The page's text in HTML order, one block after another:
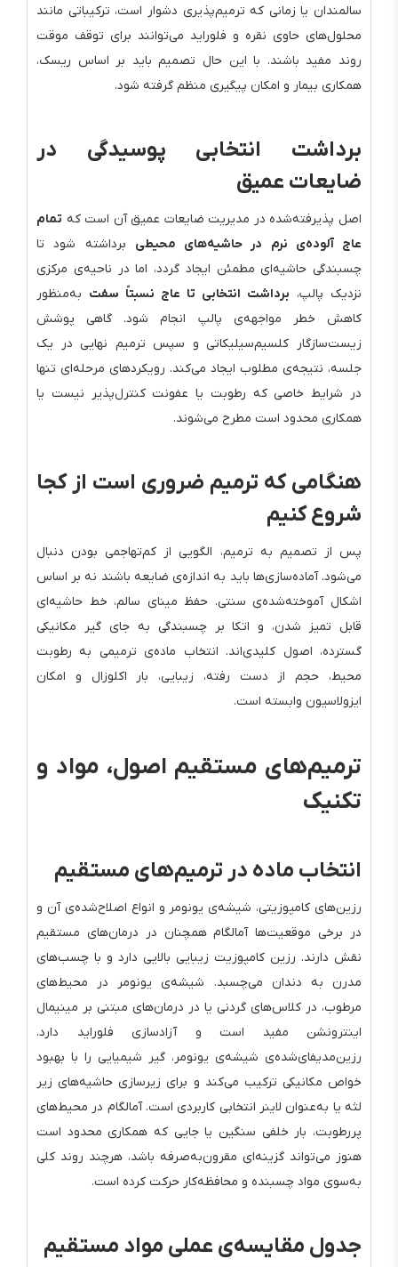
سالمندان یا زمانی که ترمیم‌پذیری دشوار است، ترکیباتی مانند
محلول‌های حاوی نقره و فلوراید می‌توانند برای توقف موقت
روند مفید باشند. با این حال تصمیم باید بر اساس ریسک،
همکاری بیمار و امکان پیگیری منظم گرفته شود.
برداشت انتخابی پوسیدگی در
ضایعات عمیق
اصل پذیرفته‌شده در مدیریت ضایعات عمیق آن است که تمام
عاج آلوده‌ی نرم در حاشیه‌های محیطی برداشته شود تا
چسبندگی حاشیه‌ای مطمئن ایجاد گردد، اما در ناحیه‌ی مرکزی
نزدیک پالپ، برداشت انتخابی تا عاج نسبتاً سفت به‌منظور
کاهش خطر مواجهه‌ی پالپ انجام شود. گاهی پوشش
زیست‌سازگار کلسیم‌سیلیکاتی و سپس ترمیم نهایی در یک
جلسه، نتیجه‌ی مطلوب ایجاد می‌کند. رویکردهای مرحله‌ای تنها
در شرایط خاصی که رطوبت یا عفونت کنترل‌پذیر نیست یا
همکاری محدود است مطرح می‌شوند.
هنگامی که ترمیم ضروری است از کجا
شروع کنیم
پس از تصمیم به ترمیم، الگویی از کم‌تهاجمی بودن دنبال
می‌شود. آماده‌سازی‌ها باید به اندازه‌ی ضایعه باشند نه بر اساس
اشکال آموخته‌شده‌ی سنتی. حفظ مینای سالم، خط حاشیه‌ای
قابل تمیز شدن، و اتکا بر چسبندگی به جای گیر مکانیکی
گسترده، اصول کلیدی‌اند. انتخاب ماده‌ی ترمیمی به رطوبت
محیط، حجم از دست رفته، زیبایی، بار اکلوزال و امکان
ایزولاسیون وابسته است.
ترمیم‌های مستقیم اصول، مواد و
تکنیک
انتخاب ماده در ترمیم‌های مستقیم
رزین‌های کامپوزیتی، شیشه‌ی یونومر و انواع اصلاح‌شده‌ی آن و
در برخی موقعیت‌ها آمالگام همچنان در درمان‌های مستقیم
نقش دارند. رزین کامپوزیت زیبایی بالایی دارد و با چسب‌های
مدرن به دندان می‌چسبد. شیشه‌ی یونومر در محیط‌های
مرطوب، در کلاس‌های گردنی یا در درمان‌های مبتنی بر مینیمال
اینترونشن مفید است و آزادسازی فلوراید دارد.
رزین‌مدیفای‌شده‌ی شیشه‌ی یونومر، گیر شیمیایی را با بهبود
خواص مکانیکی ترکیب می‌کند و برای زیرسازی حاشیه‌های زیر
لثه یا به‌عنوان لاینر انتخابی کاربردی است. آمالگام در محیط‌های
پررطوبت، بار خلفی سنگین یا جایی که همکاری محدود است
هنوز می‌تواند گزینه‌ای مقرون‌به‌صرفه باشد، هرچند روند کلی
به‌سوی مواد چسبنده و محافظه‌کار حرکت کرده است.
جدول مقایسه‌ی عملی مواد مستقیم